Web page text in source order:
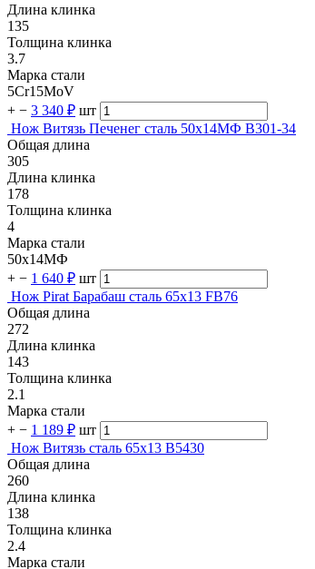
Длина клинка
135
Толщина клинка
3.7
Марка стали
5Cr15MoV
+ − 3 340 ₽ шт
Нож Витязь Печенег cталь 50х14МФ B301-34
Общая длина
305
Длина клинка
178
Толщина клинка
4
Марка стали
50х14МФ
+ − 1 640 ₽ шт
Нож Pirat Барабаш сталь 65х13 FB76
Общая длина
272
Длина клинка
143
Толщина клинка
2.1
Марка стали
+ − 1 189 ₽ шт
Нож Витязь сталь 65х13 B5430
Общая длина
260
Длина клинка
138
Толщина клинка
2.4
Марка стали